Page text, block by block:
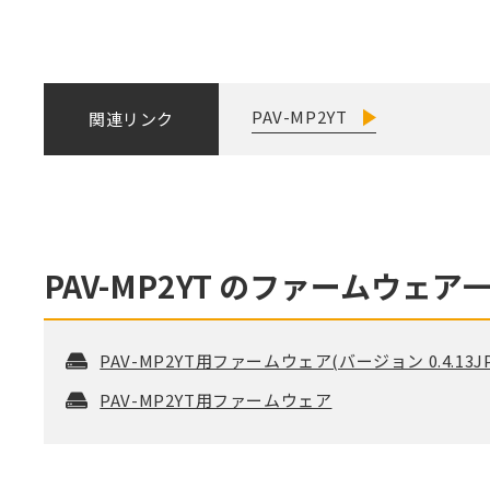
関連リンク PAV-MP2YT
PAV-MP2YT のファームウェア
PAV-MP2YT用ファームウェア(バージョン
PAV-MP2YT用ファームウェア